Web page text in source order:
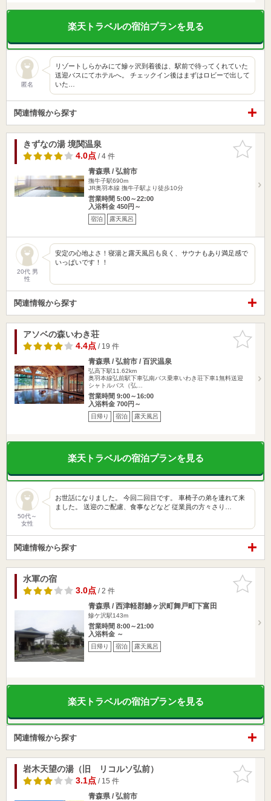
楽天トラベルの宿泊プランを見る
匿名
リゾートしらかみにて鰺ヶ沢到着後は、駅前で待ってくれていた
送迎バスにてホテルへ。 チェックイン後はまずはロビーで出して
いた…
関連情報から探す
お気に入
りに追加
きずなの湯 境関温泉
4.0点/ 4 件
青森県 / 弘前市
撫牛子駅690m
JR奥羽本線 撫牛子駅より徒歩10分
営業時間 5:00～22:00
入浴料金 450円～
宿泊 露天風呂
20代 男
性
安定の心地よさ！寝湯と露天風呂も良く、サウナもあり満足感で
いっぱいです！！
関連情報から探す
お気に入
りに追加
アソベの森いわき荘
4.4点/ 19 件
青森県 / 弘前市 / 百沢温泉
弘高下駅11.62km
奥羽本線弘前駅下車弘南バス乗車いわき荘下車1無料送迎
シャトルバス（弘…
営業時間 9:00～16:00
入浴料金 700円～
日帰り 宿泊 露天風呂
楽天トラベルの宿泊プランを見る
50代～
女性
お世話になりました。 今回二回目です。 車椅子の弟を連れて来
ました。 送迎のご配慮、食事などなど 従業員の方々さり…
関連情報から探す
お気に入
りに追加
水軍の宿
3.0点/ 2 件
青森県 / 西津軽郡鯵ヶ沢町舞戸町下富田
鰺ケ沢駅143m
営業時間 8:00～21:00
入浴料金 ～
日帰り 宿泊 露天風呂
楽天トラベルの宿泊プランを見る
関連情報から探す
お気に入
りに追加
岩木天望の湯（旧 リコルソ弘前）
3.1点/ 15 件
青森県 / 弘前市